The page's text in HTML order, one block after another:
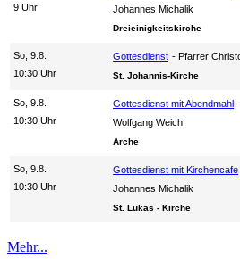
9 Uhr
Johannes Michalik
Dreieinigkeitskirche
So, 9.8.
10:30 Uhr
Gottesdienst Pfarrer
St. Johannis-Kirche
So, 9.8.
10:30 Uhr
Gottesdienst mit Abendmahl
Wolfgang Weich
Arche
So, 9.8.
10:30 Uhr
Gottesdienst mit Kirchencafe
Johannes Michalik
St. Lukas - Kirche
Mehr...